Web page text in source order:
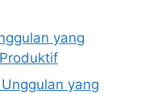
yang
yang